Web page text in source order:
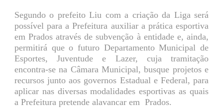
Segundo o prefeito Liu com a criação da Liga será
possível para a Prefeitura auxiliar a prática esportiva
em Prados através de subvenção à entidade e, ainda,
permitirá que o futuro Departamento Municipal de
Esportes, Juventude e Lazer, cuja tramitação
encontra-se na Câmara Municipal, busque projetos e
recursos junto aos governos Estadual e Federal, para
aplicar nas diversas modalidades esportivas as quais
a Prefeitura pretende alavancar em Prados.